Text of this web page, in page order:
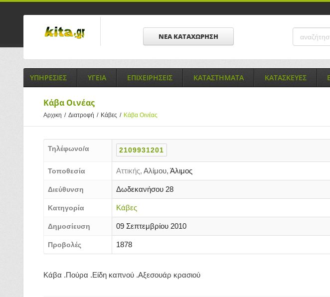
ΝΕΑ ΚΑΤΑΧΩΡΗΣΗ
ΥΠΗΡΕΣΙΕΣ ΥΓΕΙΑ ΕΠΙΧΕΙΡΗΣΕΙΣ ΚΑΤΑΣΤΗΜΑΤΑ ΚΑΤΑΣΚΕΥΕΣ
Κάβα Οινέας
Αρχικη / Διατροφή / Κάβες / Κάβα Οινέας
Τηλέφωνο/α 2109931201
Τοποθεσία Αττικής, Αλίμου, Άλιμος
Διεύθυνση Δωδεκανήσου 28
Κατηγορία Κάβες
Δημοσίευση 09 Σεπτεμβρίου 2010
Προβολές 1878
Κάβα .Πούρα .Είδη καπνού .Αξεσουάρ κρασιού